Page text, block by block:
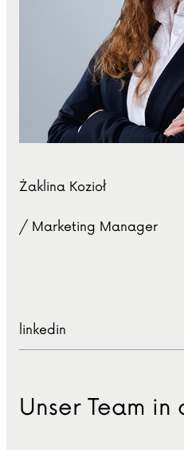
Żaklina Kozioł
/ Marketing Manager
linkedin
Unser Team in